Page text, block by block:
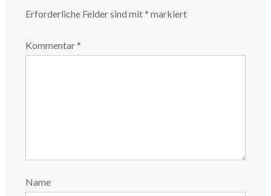
Erforderliche Felder sind mit* markiert
Kommentar*
Name